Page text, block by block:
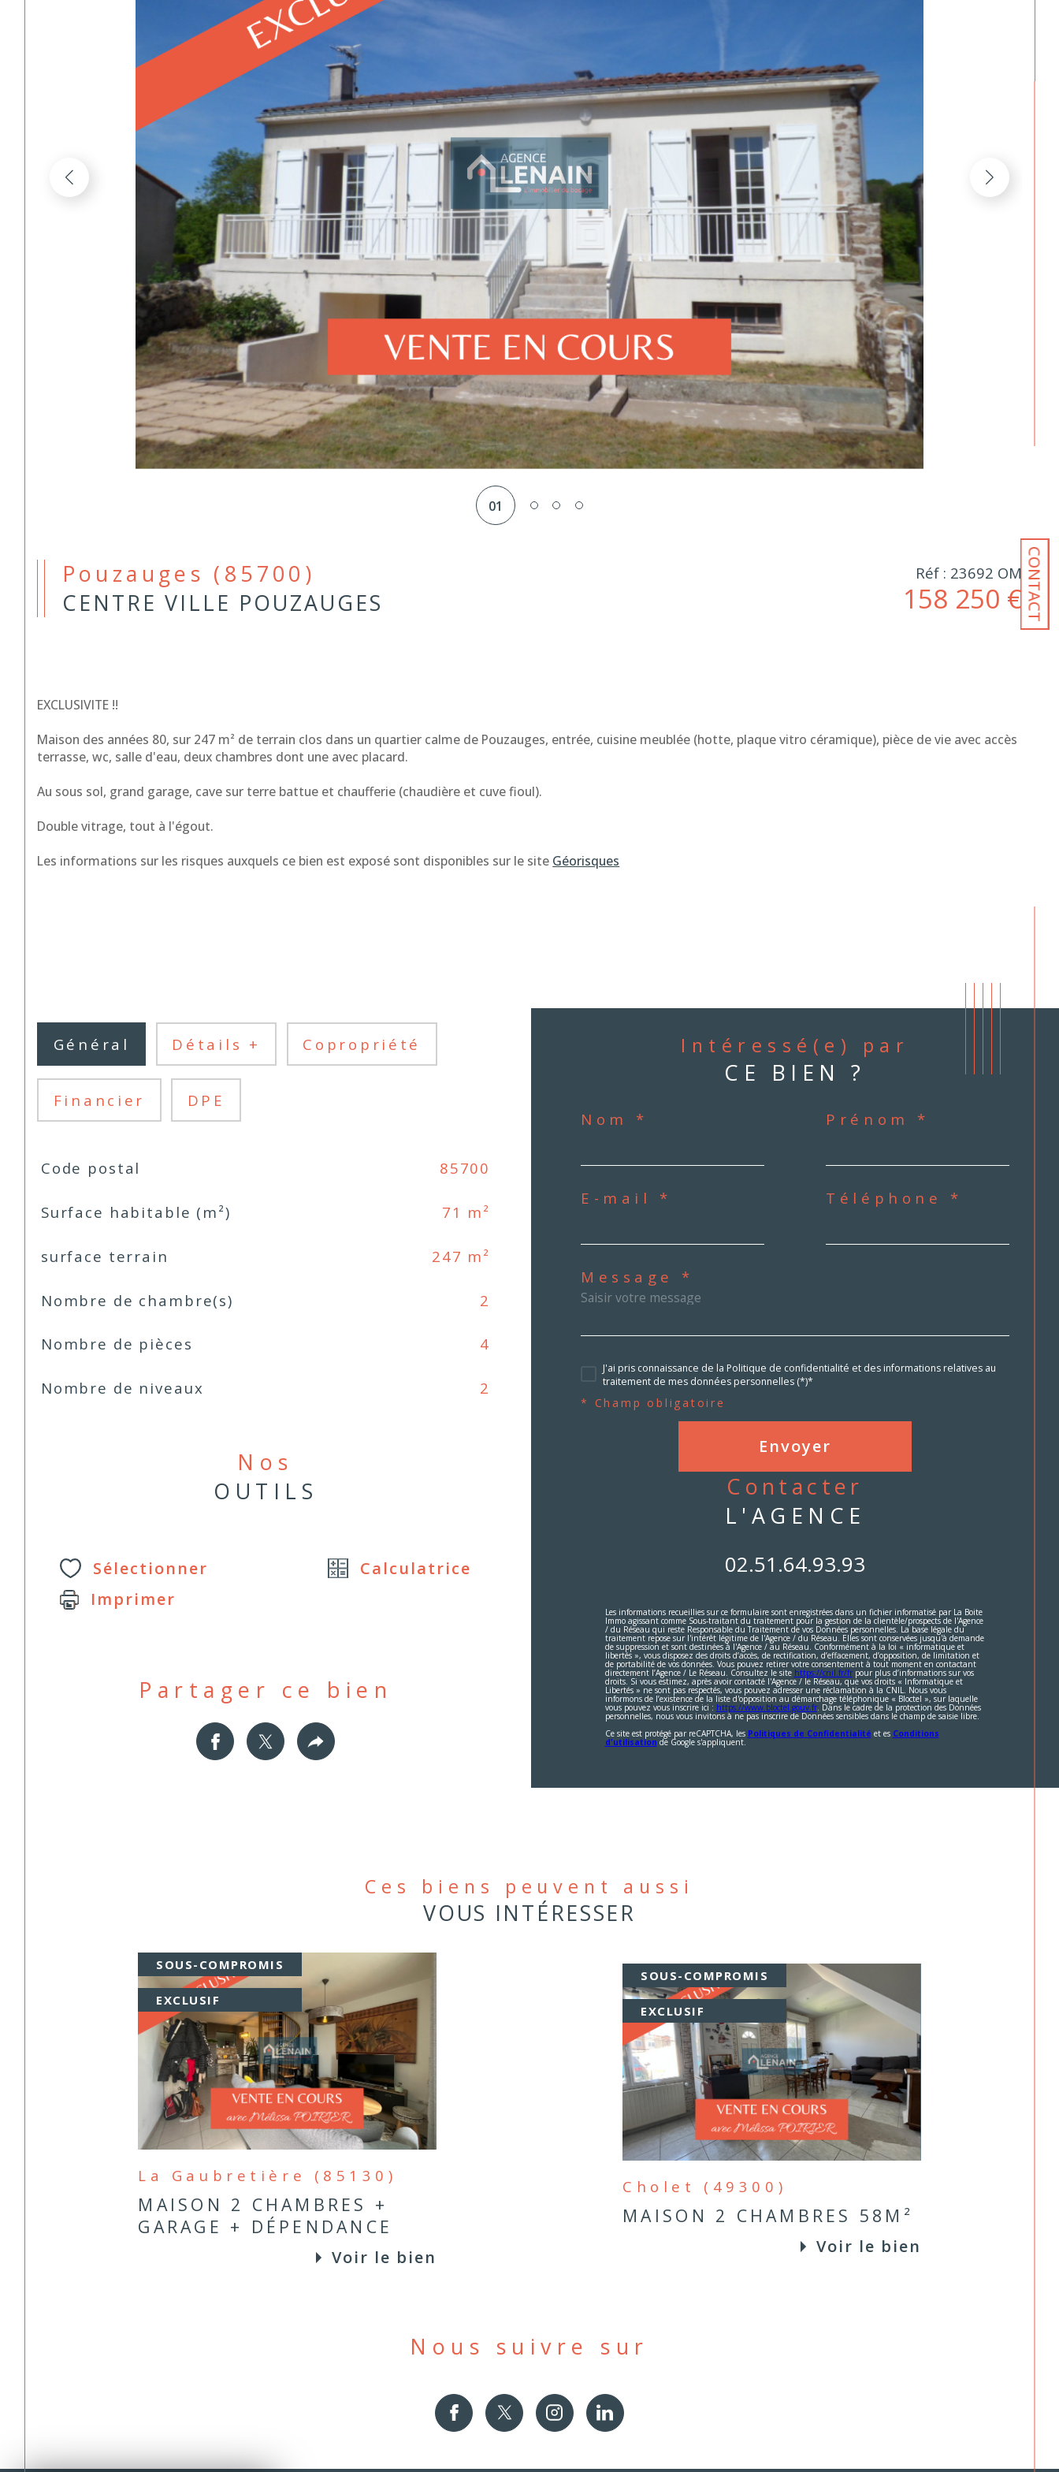
CONTACT
01
Pouzauges (85700)
CENTRE VILLE POUZAUGES
Réf : 23692 OM
158 250 €
EXCLUSIVITE !!
Maison des années 80, sur 247 m² de terrain clos dans un quartier calme de Pouzauges, entrée, cuisine meublée (hotte, plaque vitro céramique), pièce de vie avec accès
terrasse, wc, salle d'eau, deux chambres dont une avec placard.
Au sous sol, grand garage, cave sur terre battue et chaufferie (chaudière et cuve fioul).
Double vitrage, tout à l'égout.
Les informations sur les risques auxquels ce bien est exposé sont disponibles sur le site Géorisques
Général Détails + Copropriété
Financier DPE
TRAD_SIROCCO_Caracteristique
Code postal 85700
Surface habitable (m²) 71 m²
surface terrain 247 m²
Nombre de chambre(s) 2
Nombre de pièces 4
Nombre de niveaux 2
Nos
OUTILS
Sélectionner
Calculatrice
Imprimer
Partager ce bien
Intéressé(e) par
CE BIEN ?
Nom * Prénom *
E-mail * Téléphone *
Message *
J'ai pris connaissance de la Politique de confidentialité et des informations relatives au
traitement de mes données personnelles (*)*
* Champ obligatoire
Envoyer
contacter
L'AGENCE
02.51.64.93.93
Les informations recueillies sur ce formulaire sont enregistrées dans un fichier informatisé par La Boite
Immo agissant comme Sous-traitant du traitement pour la gestion de la clientèle/prospects de l'Agence
/ du Réseau qui reste Responsable du Traitement de vos Données personnelles. La base légale du
traitement repose sur l'intérêt légitime de l'Agence / du Réseau. Elles sont conservées jusqu'à demande
de suppression et sont destinées à l'Agence / au Réseau. Conformément à la loi « informatique et
libertés », vous disposez des droits d’accès, de rectification, d’effacement, d’opposition, de limitation et
de portabilité de vos données. Vous pouvez retirer votre consentement à tout moment en contactant
directement l’Agence / Le Réseau. Consultez le site https://cnil.fr/frpour plus d’informations sur vos
droits. Si vous estimez, après avoir contacté l'Agence / le Réseau, que vos droits « Informatique et
Libertés » ne sont pas respectés, vous pouvez adresser une réclamation à la CNIL. Nous vous
informons de l’existence de la liste d'opposition au démarchage téléphonique « Bloctel », sur laquelle
vous pouvez vous inscrire ici : https://www.bloctel.gouv.fr. Dans le cadre de la protection des Données
personnelles, nous vous invitons à ne pas inscrire de Données sensibles dans le champ de saisie libre.
Ce site est protégé par reCAPTCHA, les Politiques de Confidentialité et es Conditions
d'utilisation de Google s'appliquent.
Ces biens peuvent aussi
VOUS INTÉRESSER
SOUS-COMPROMIS
EXCLUSIF
La Gaubretière (85130)
MAISON 2 CHAMBRES +
GARAGE + DÉPENDANCE
Voir le bien
SOUS-COMPROMIS
EXCLUSIF
Cholet (49300)
MAISON 2 CHAMBRES 58M²
Voir le bien
Nous suivre sur